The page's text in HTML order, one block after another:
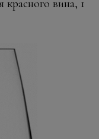
вина, 1